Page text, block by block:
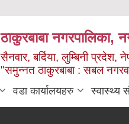
ठाकुरबाबा नगरपालिका,
सैनवार, बर्दिया, लुम्बिनी प्रदेश,
"समुन्‍नत ठाकुरबाबा : सबल
वडा कार्यालयहरु स्वास्थ्य